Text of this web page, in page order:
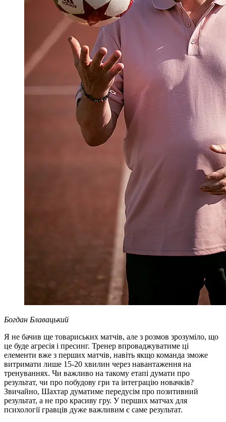
Богдан Блавацький
Я не бачив ще товариських матчів, але з розмов зрозуміло, що
це буде агресія і пресинг. Тренер впроваджуватиме ці
елементи вже з перших матчів, навіть якщо команда зможе
витримати лише 15-20 хвилин через навантаження на
тренуваннях. Чи важливо на такому етапі думати про
результат, чи про побудову гри та інтеграцію новачків?
Звичайно, Шахтар думатиме передусім про позитивний
результат, а не про красиву гру. У перших матчах для
психології гравців дуже важливим є саме результат.